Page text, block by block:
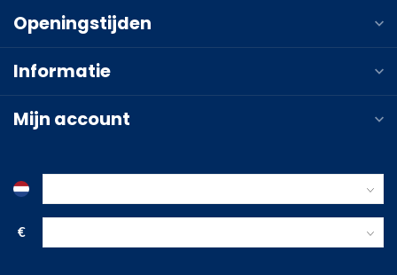
Openingstijden
Informatie
Mijn account
€